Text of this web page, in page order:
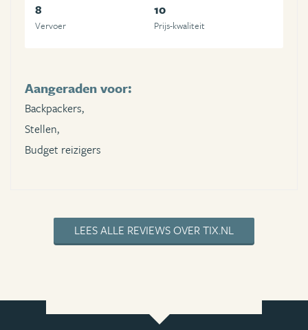
8
Vervoer
10
Prijs-kwaliteit
Aangeraden voor:
Backpackers,
Stellen,
Budget reizigers
LEES ALLE REVIEWS OVER TIX.NL